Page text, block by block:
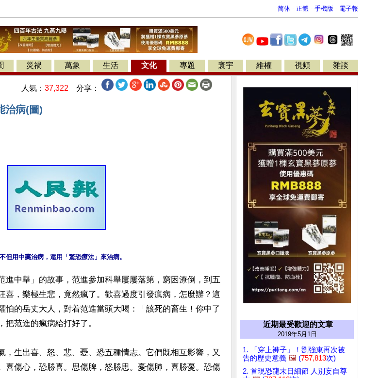
简体 - 正體 - 手機版 - 電子報
災禍 萬象 生活 文化 專題 寰宇 維權 視頻 雜談
人氣： 37,322 分享：
治病(圖)
進中舉」的故事，范進參加科舉屢屢落第，窮困潦倒，到五
喜，樂極生悲，竟然瘋了。歡喜過度引發瘋病，怎麼辦？這
怕的岳丈大人，對着范進當頭大喝：「該死的畜生！你中了
范進的瘋病給打好了。
，生出喜、怒、悲、憂、恐五種情志。它們既相互影響，又
喜傷心，恐勝喜。思傷脾，怒勝思。憂傷肺，喜勝憂。恐傷
近期最受歡迎的文章
2019年5月1日
1. 「穿上褲子」！劉強東再次被
告的歷史意義 🖼️ (757,813次)
2. 首現恐龍末日細節 人別妄自尊